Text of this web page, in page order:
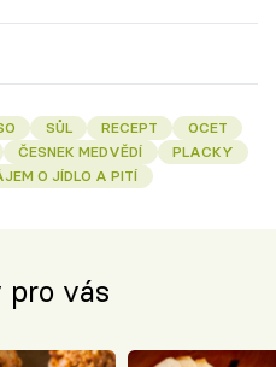
SŮL RECEPT
OCET
ČESNEK MEDVĚDÍ
PLACKY
O JÍDLO A PITÍ
pro vás